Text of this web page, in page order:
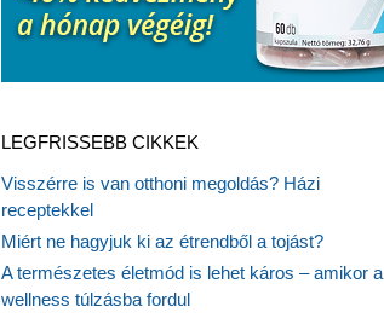
LEGFRISSEBB CIKKEK
Visszérre is van otthoni megoldás? Házi
receptekkel
Miért ne hagyjuk ki az étrendből a tojást?
A természetes életmód is lehet káros – amikor a
wellness túlzásba fordul